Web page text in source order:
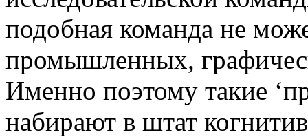
подобная команда не
промышленных,
Именно поэтому такие
набирают в штат